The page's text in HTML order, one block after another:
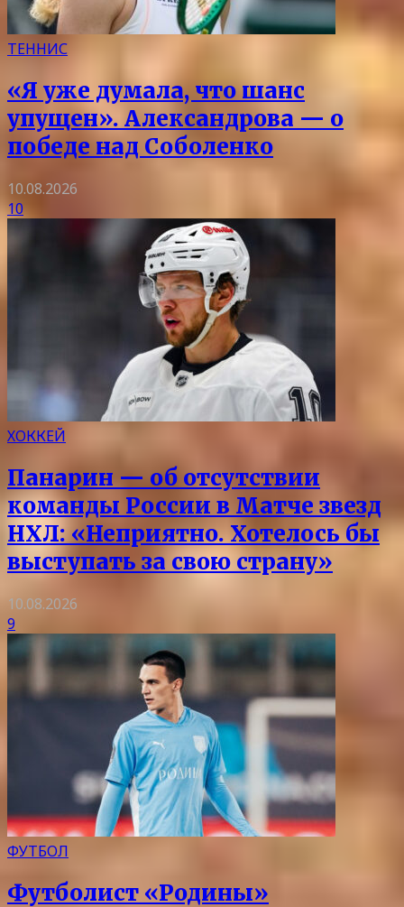
ТЕННИС
«Я уже думала, что шанс
упущен». Александрова — о
победе над Соболенко
10.08.2026
10
ХОККЕЙ
Панарин — об отсутствии
команды России в Матче звезд
НХЛ: «Неприятно. Хотелось бы
выступать за свою страну»
10.08.2026
9
ФУТБОЛ
Футболист «Родины»